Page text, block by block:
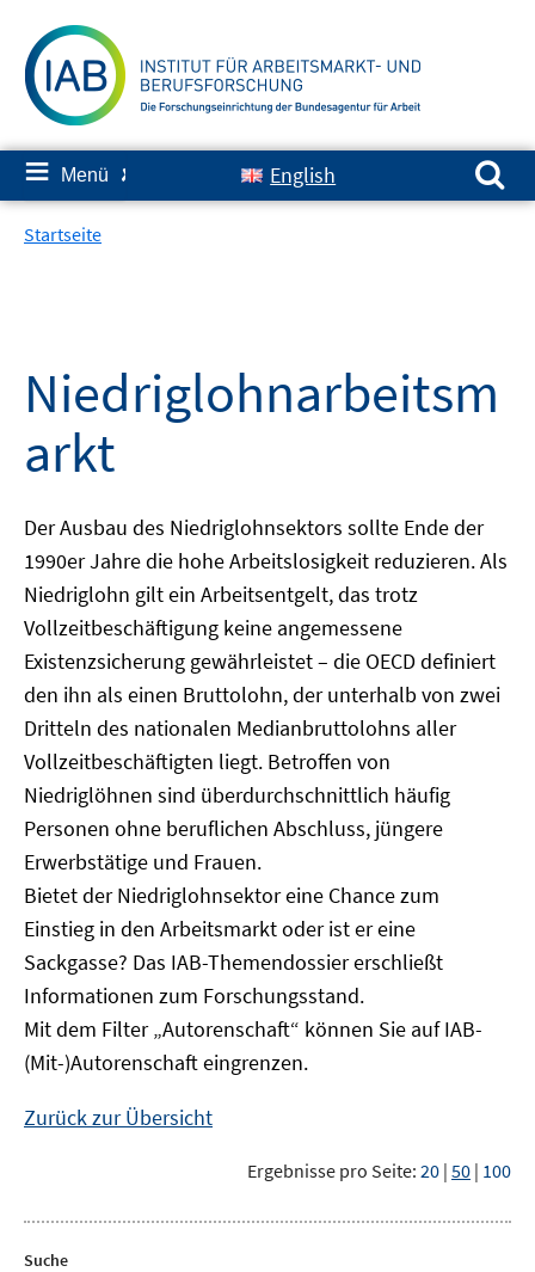
zum
Inhalt
≡ Menü ✘ English
Suchen nach:
Startseite
Niedriglohnarbeitsm
arkt
Der Ausbau des Niedriglohnsektors sollte Ende der
1990er Jahre die hohe Arbeitslosigkeit reduzieren. Als
Niedriglohn gilt ein Arbeitsentgelt, das trotz
Vollzeitbeschäftigung keine angemessene
Existenzsicherung gewährleistet – die OECD definiert
den ihn als einen Bruttolohn, der unterhalb von zwei
Dritteln des nationalen Medianbruttolohns aller
Vollzeitbeschäftigten liegt. Betroffen von
Niedriglöhnen sind überdurchschnittlich häufig
Personen ohne beruflichen Abschluss, jüngere
Erwerbstätige und Frauen.
Bietet der Niedriglohnsektor eine Chance zum
Einstieg in den Arbeitsmarkt oder ist er eine
Sackgasse? Das IAB-Themendossier erschließt
Informationen zum Forschungsstand.
Mit dem Filter „Autorenschaft“ können Sie auf IAB-
(Mit-)Autorenschaft eingrenzen.
Zurück zur Übersicht
Ergebnisse pro Seite: 20 | 50 | 100
Suche